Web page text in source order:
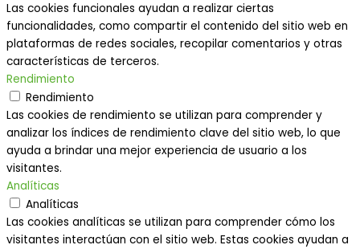
Las cookies funcionales ayudan a realizar ciertas
funcionalidades, como compartir el contenido del sitio web en
plataformas de redes sociales, recopilar comentarios y otras
características de terceros.
Rendimiento
Rendimiento
Las cookies de rendimiento se utilizan para comprender y
analizar los índices de rendimiento clave del sitio web, lo que
ayuda a brindar una mejor experiencia de usuario a los
visitantes.
Analíticas
Analíticas
Las cookies analíticas se utilizan para comprender cómo los
visitantes interactúan con el sitio web. Estas cookies ayudan a